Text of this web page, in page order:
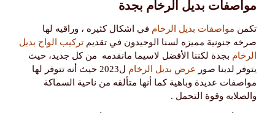
مواصفات بديل الرخام بجدة
تكمن مواصفات بديل الرخام في اشكال كثيره ، وراقيه لها
صرخه جنونية مميزه لسنا الوحيدون في تقديم تركيب الواح بديل
الرخام بجدة لكننا الأفضل لاسيما مانقدمه من كل جديد، حيث
يتوفر لدينا صور عرض بديل الرخام
ل2023 حيث أنه تتوفر لها
مواصفات عديدة وباهية كما أنها متألقه من ناحية السماكة
والصلابه وقوة التحمل .